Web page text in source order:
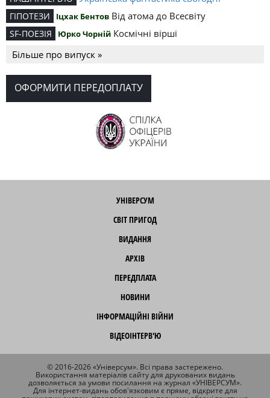
ГІПОТЕЗИ Іцхак Бентов Від атома до Всесвіту
SF-ПОЕЗІЯ Юрко Чорній Космічні вірші
Більше про випуск »
ОФОРМИТИ ПЕРЕДОПЛАТУ
УНІВЕРСУМ
СВІТ ПРИГОД
ВИДАННЯ
АРХІВ
ПЕРЕДПЛАТА
НОВИНИ
ІНФОРМАЦІЙНІ ВІЙНИ
ВІДЕОІНТЕРВ'Ю
© 2016-2026 «Універсум». Всі права застережено.
Використання матеріалів сайту для друкованих видань
дозволяється за умови посилання на журнал «УНІВЕРСУМ».
Для інтернет-видань обов'язковим є пряме, відкрите для